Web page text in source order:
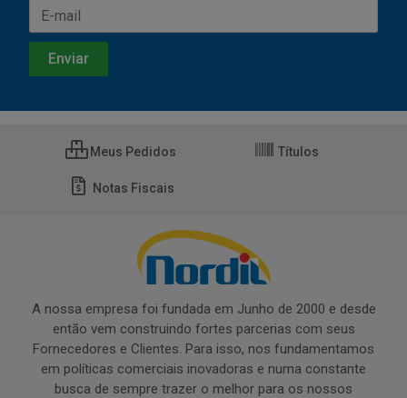
Meus Pedidos Títulos
Notas Fiscais
A nossa empresa foi fundada em Junho de 2000 e desde
então vem construindo fortes parcerias com seus
Fornecedores e Clientes. Para isso, nos fundamentamos
em políticas comerciais inovadoras e numa constante
busca de sempre trazer o melhor para os nossos